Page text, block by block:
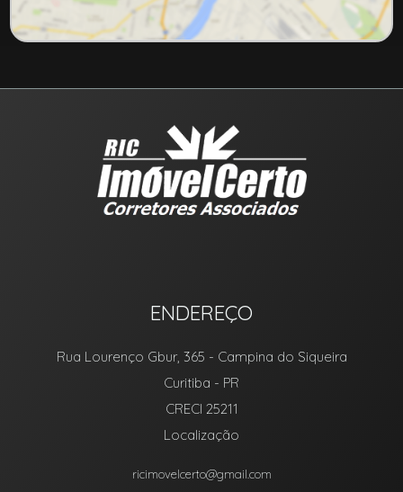
ENDEREÇO
Rua Lourenço Gbur, 365 - Campina do Siqueira
Curitiba - PR
CRECI 25211
Localização
ricimovelcerto@gmail.com